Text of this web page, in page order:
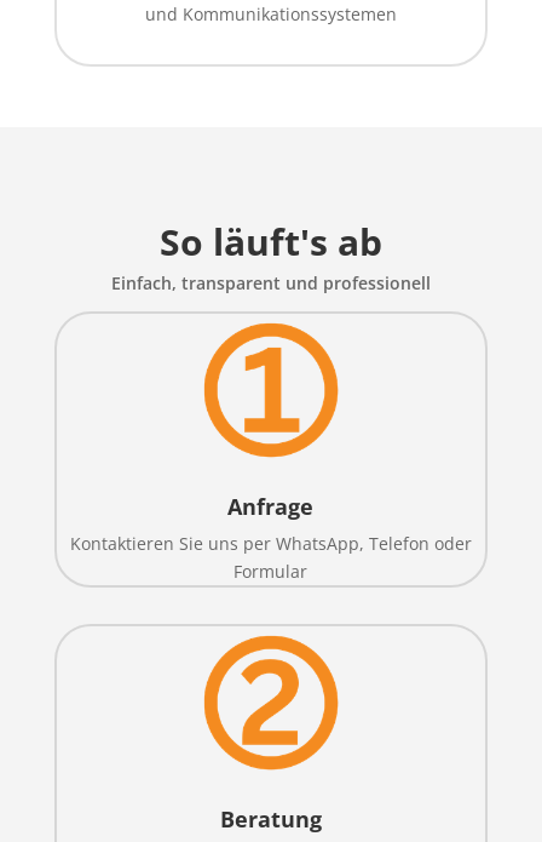
und Kommunikationssystemen
So läuft's ab
Einfach, transparent und professionell
Anfrage
Kontaktieren Sie uns per WhatsApp, Telefon oder
Formular
Beratung